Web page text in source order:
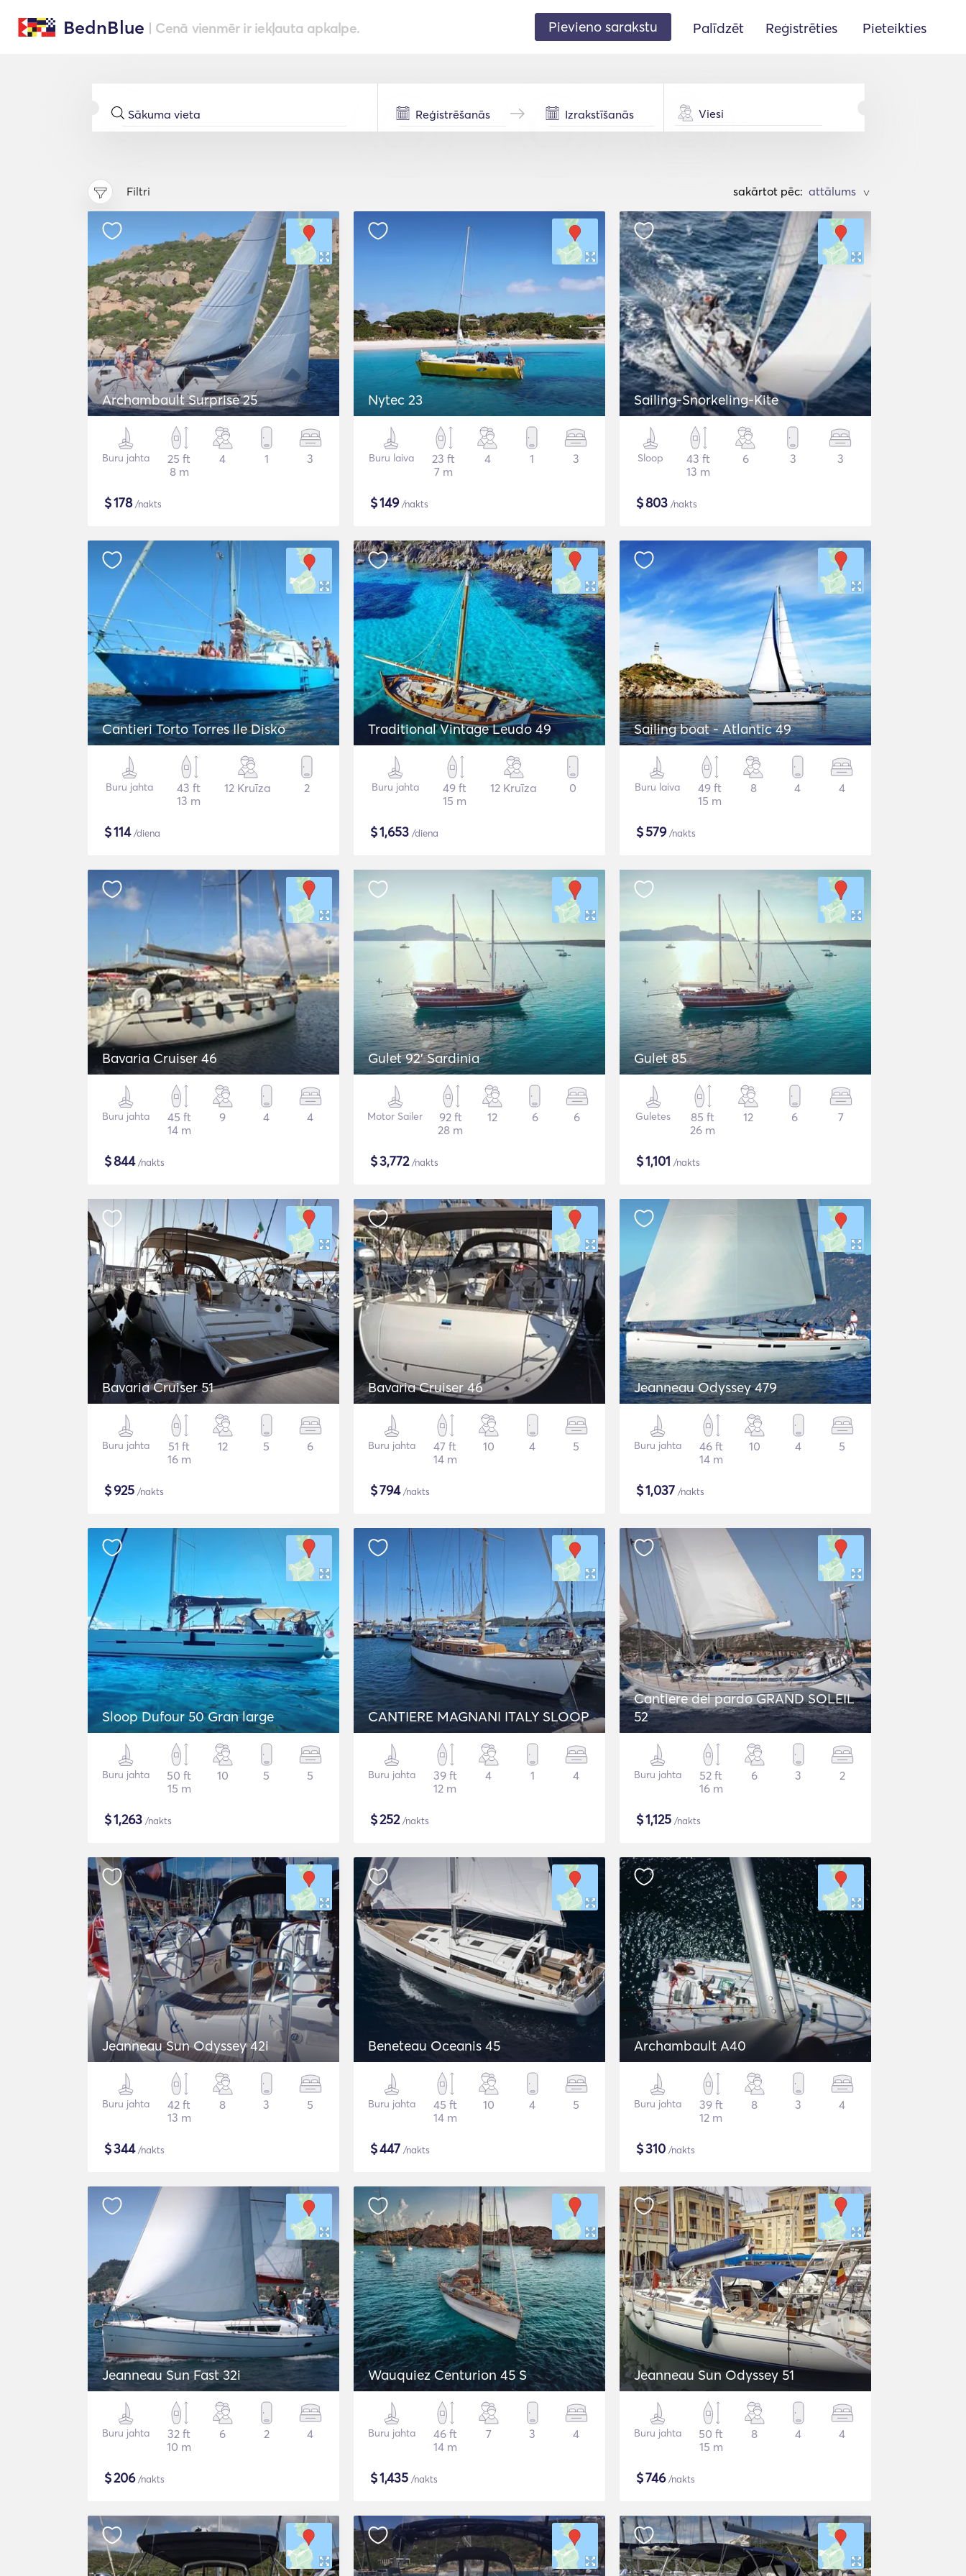
BednBlue | Cenā vienmēr ir iekļauta apkalpe. Pievieno sarakstu Palīdzēt Reģistrēties Pieteikties
Viesi
Filtri sakārtot pēc: >
Archambault Surprise 25
Buru jahta
25 ft
8 m
4 1 3
$178/nakts
Nytec 23
Buru laiva
23 ft
7 m
4 1 3
$149/nakts
Sailing-Snorkeling-Kite
Sloop
43 ft
13 m
6 3 3
$803 /nakts
Cantieri Torto Torres Ile Disko
Buru jahta
43 ft
13 m
12 Kruīza 2
$114/diena
Traditional Vintage Leudo 49
Buru jahta
49 ft
15 m
12 Kruīza 0
$1,653 /diena
Sailing boat - Atlantic 49
Buru laiva
49 ft
15 m
8 4 4
$579/nakts
Bavaria Cruiser 46
Buru jahta
45 ft
14 m
9 4 4
$844/nakts
Gulet 92' Sardinia
Motor Sailer
92 ft
28 m
12 6 6
$3,772/nakts
Gulet 85
Guletes
85 ft
26 m
12 6 7
$1,101 /nakts
Bavaria Cruiser 51
Buru jahta
51 ft
16 m
12 5 6
$925 /nakts
Bavaria Cruiser 46
Buru jahta
47 ft
14 m
10 4 5
$794/nakts
Jeanneau Odyssey 479
Buru jahta
46 ft
14 m
10 4 5
$1,037 /nakts
Sloop Dufour 50 Gran large
Buru jahta
50 ft
15 m
10 5 5
$1,263 /nakts
CANTIERE MAGNANI ITALY SLOOP
Buru jahta
39 ft
12 m
4 1 4
$252/nakts
Cantiere del pardo GRAND SOLEIL
52
Buru jahta
52 ft
16 m
6 3 2
$1,125 /nakts
Jeanneau Sun Odyssey 42i
Buru jahta
42 ft
13 m
8 3 5
$344/nakts
Beneteau Oceanis 45
Buru jahta
45 ft
14 m
10 4 5
$447 /nakts
Archambault A40
Buru jahta
39 ft
12 m
8 3 4
$310 /nakts
Jeanneau Sun Fast 32i
Buru jahta
32 ft
10 m
6 2 4
$206/nakts
Wauquiez Centurion 45 S
Buru jahta
46 ft
14 m
7 3 4
$1,435 /nakts
Jeanneau Sun Odyssey 51
Buru jahta
50 ft
15 m
8 4 4
$746/nakts